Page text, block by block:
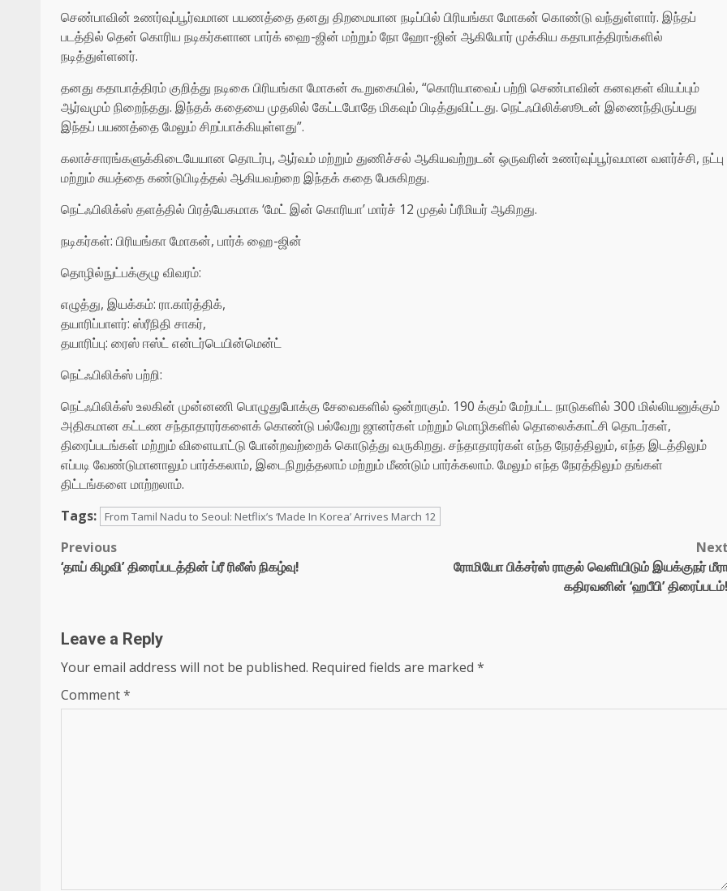
செண்பாவின் உணர்வுப்பூர்வமான பயணத்தை தனது திறமையான நடிப்பில் பிரியங்கா மோகன் கொண்டு வந்துள்ளார். இந்தப்
படத்தில் தென் கொரிய நடிகர்களான பார்க் ஹை-ஜின் மற்றும் நோ ஹோ-ஜின் ஆகியோர் முக்கிய கதாபாத்திரங்களில்
நடித்துள்ளனர்.
தனது கதாபாத்திரம் குறித்து நடிகை பிரியங்கா மோகன் கூறுகையில், “கொரியாவைப் பற்றி செண்பாவின் கனவுகள் வியப்பும்
ஆர்வமும் நிறைந்தது. இந்தக் கதையை முதலில் கேட்டபோதே மிகவும் பிடித்துவிட்டது. நெட்ஃபிலிக்ஸூடன் இணைந்திருப்பது
இந்தப் பயணத்தை மேலும் சிறப்பாக்கியுள்ளது”.
கலாச்சாரங்களுக்கிடையேயான தொடர்பு, ஆர்வம் மற்றும் துணிச்சல் ஆகியவற்றுடன் ஒருவரின் உணர்வுப்பூர்வமான வளர்ச்சி, நட்பு
மற்றும் சுயத்தை கண்டுபிடித்தல் ஆகியவற்றை இந்தக் கதை பேசுகிறது.
நெட்ஃபிலிக்ஸ் தளத்தில் பிரத்யேகமாக ‘மேட் இன் கொரியா’ மார்ச் 12 முதல் ப்ரீமியர் ஆகிறது.
நடிகர்கள்: பிரியங்கா மோகன், பார்க் ஹை-ஜின்
தொழில்நுட்பக்குழு விவரம்:
எழுத்து, இயக்கம்: ரா.கார்த்திக்,
தயாரிப்பாளர்: ஸ்ரீநிதி சாகர்,
தயாரிப்பு: ரைஸ் ஈஸ்ட் என்டர்டெயின்மென்ட்
நெட்ஃபிலிக்ஸ் பற்றி:
நெட்ஃபிலிக்ஸ் உலகின் முன்னணி பொழுதுபோக்கு சேவைகளில் ஒன்றாகும். 190 க்கும் மேற்பட்ட நாடுகளில் 300 மில்லியனுக்கும்
அதிகமான கட்டண சந்தாதாரர்களைக் கொண்டு பல்வேறு ஜானர்கள் மற்றும் மொழிகளில் தொலைக்காட்சி தொடர்கள்,
திரைப்படங்கள் மற்றும் விளையாட்டு போன்றவற்றைக் கொடுத்து வருகிறது. சந்தாதாரர்கள் எந்த நேரத்திலும், எந்த இடத்திலும்
எப்படி வேண்டுமானாலும் பார்க்கலாம், இடைநிறுத்தலாம் மற்றும் மீண்டும் பார்க்கலாம். மேலும் எந்த நேரத்திலும் தங்கள்
திட்டங்களை மாற்றலாம்.
Tags:
From Tamil Nadu to Seoul: Netflix’s ‘Made In Korea’ Arrives March 12
Post
navigation
Previous
‘தாய் கிழவி’ திரைப்படத்தின் ப்ரீ ரிலீஸ் நிகழ்வு!
ரோமியோ பிக்சர்ஸ் ராகுல் வெளியிடும் இயக்குநர்
கதிரவனின் ‘ஹபீபி’
Leave a Reply
Your email address will not be published. Required fields are marked *
Comment*